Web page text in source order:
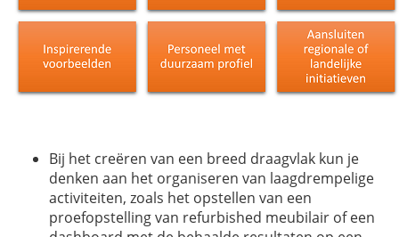
Bij het creëren van een breed draagvlak kun je
denken aan het organiseren van laagdrempelige
activiteiten, zoals het opstellen van een
proefopstelling van refurbished meubilair of een